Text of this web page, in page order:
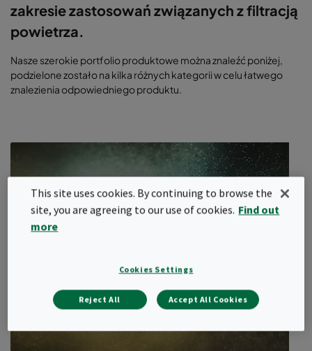
zakresie zastosowań związanych z filtracją
powietrza.
Nasze szerokie portfolio produktowe można znaleźć poniżej,
podzielone zostało na kilka różnych kategorii w celu łatwego
znalezienia odpowiedniego produktu.
This site uses cookies. By continuing to browse the
site, you are agreeing to our use of cookies. Find out
more
Cookies Settings
Reject All Accept All Cookies